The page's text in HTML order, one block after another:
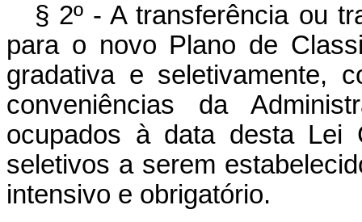
§ 2º - A transferência ou
para o novo Plano de
gradativa e seletivamente,
conveniências da
ocupados à data desta Lei
seletivos a serem
intensivo e obrigatório.